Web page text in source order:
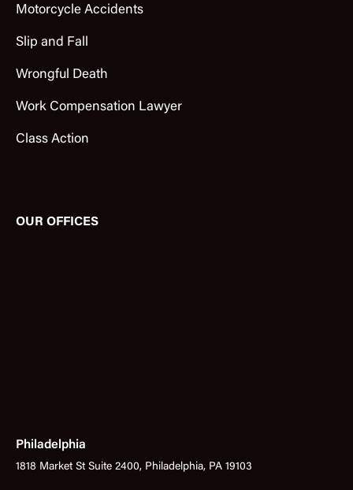
Motorcycle Accidents
Slip and Fall
Wrongful Death
Work Compensation Lawyer
Class Action
OUR OFFICES
Philadelphia
1818 Market St Suite 2400, Philadelphia, PA 19103